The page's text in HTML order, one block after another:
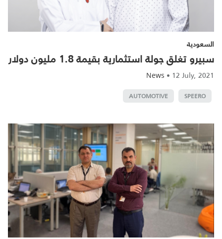
السعودية
سبيرو تغلق جولة استثمارية بقيمة 1.8 مليون دولار
News • 12 July, 2021
SPEERO
AUTOMOTIVE